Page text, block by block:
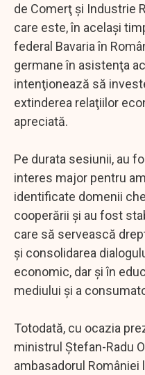
de Comerţ şi Industrie
care este, în acelaşi
federal Bavaria în
germane în asistenţa
intenţionează să
extinderea relaţiilor
apreciată.
Pe durata sesiunii, au
interes major pentru
identificate domenii
cooperării şi au fost
care să servească
şi consolidarea
economic, dar şi în
mediului şi a
Totodată, cu ocazia
ministrul Ştefan-Radu
ambasadorul României